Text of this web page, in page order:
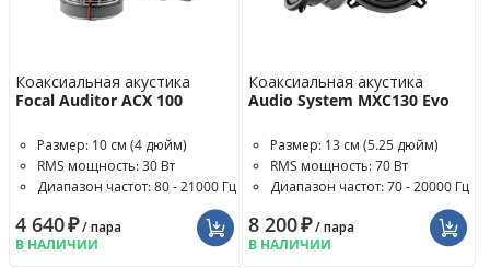
Коаксиальная акустика
Focal Auditor ACX 100
Размер: 10 см (4 дюйм)
RMS мощность: 30 Вт
Диапазон частот: 80 - 21000 Гц
4 640₽/ пара
В НАЛИЧИИ
Коаксиальная акустика
Audio System MXC130 Evo
Размер: 13 см (5.25 дюйм)
RMS мощность: 70 Вт
Диапазон частот: 70 - 20000 Гц
8 200₽/ пара
В НАЛИЧИИ